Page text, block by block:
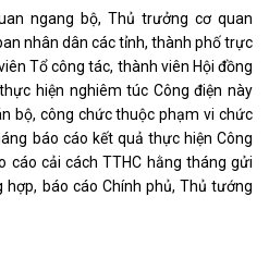
ngang bộ, Thủ trưởng cơ quan
nhân dân các tỉnh, thành phố trực
Tổ công tác, thành viên Hội đồng
hiện nghiêm túc Công điện này
bộ, công chức thuộc phạm vi chức
báo cáo kết quả thực hiện Công
cáo cải cách TTHC hằng tháng gửi
hợp, báo cáo Chính phủ, Thủ tướng